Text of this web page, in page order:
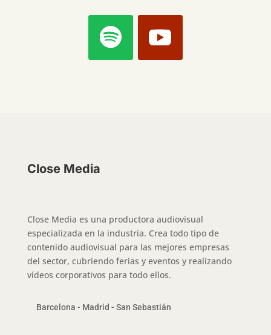
Close Media
Close Media es una productora audiovisual
especializada en la industria. Crea todo tipo de
contenido audiovisual para las mejores empresas
del sector, cubriendo ferias y eventos y realizando
vídeos corporativos para todo ellos.
Barcelona - Madrid - San Sebastián